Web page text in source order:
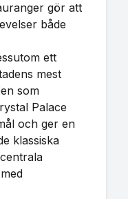
gör att
både
ett
mest
som
Palace
och ger en
klassiska